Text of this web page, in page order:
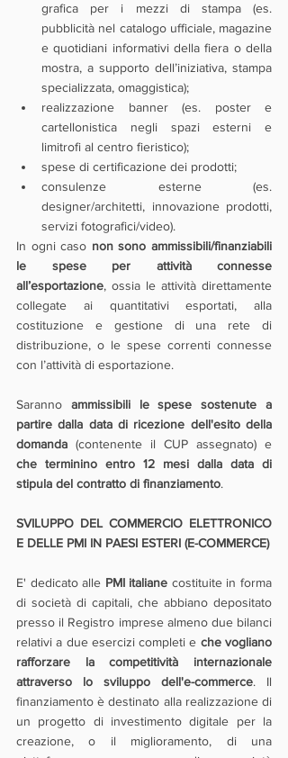
grafica per i mezzi di stampa (es.
pubblicità nel catalogo ufficiale, magazine
e quotidiani informativi della fiera o della
mostra, a supporto dell’iniziativa, stampa
specializzata, omaggistica);
realizzazione banner (es. poster e
cartellonistica negli spazi esterni e
limitrofi al centro fieristico);
spese di certificazione dei prodotti;
consulenze esterne (es.
designer/architetti, innovazione prodotti,
servizi fotografici/video).
In ogni caso non sono ammissibili/finanziabili
le spese per attività connesse
all’esportazione, ossia le attività direttamente
collegate ai quantitativi esportati, alla
costituzione e gestione di una rete di
distribuzione, o le spese correnti connesse
con l’attività di esportazione.
Saranno ammissibili le spese sostenute a
partire dalla data di ricezione dell'esito della
domanda
che terminino entro 12 mesi dalla data di
stipula del contratto di finanziamento.
SVILUPPO DEL COMMERCIO ELETTRONICO
E DELLE PMI IN PAESI ESTERI (E-COMMERCE)
E' dedicato alle PMI italiane costituite in forma
di società di capitali, che abbiano depositato
presso il Registro imprese almeno due bilanci
relativi a due esercizi completi e che vogliano
rafforzare la competitività internazionale
attraverso lo sviluppo dell'e-commerce. Il
finanziamento è destinato alla realizzazione di
un progetto di investimento digitale per la
creazione, o il miglioramento, di una